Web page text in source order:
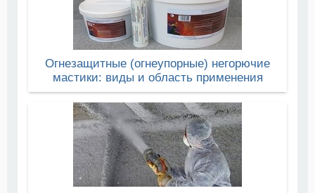
Огнезащитные (огнеупорные) негорючие
мастики: виды и область применения